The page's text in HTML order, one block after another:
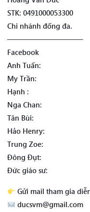
STK: 0491000053300
Chi nhánh đống đa.
——————————–
Facebook
Anh Tuấn:
My Trần:
Hạnh :
Nga Chan:
Tân Bùi:
Hảo Henry:
Trung Zoe:
Đông Đụt:
Đức giáo sư:
Gửi mail tham gia
ducsvm@gmail.com